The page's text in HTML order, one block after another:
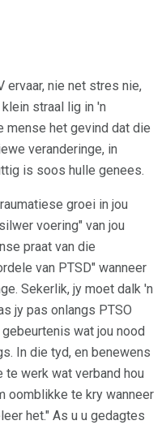
ervaar, nie net stres nie,
straal lig in 'n
mense het gevind dat die
veranderinge, in
is soos hulle genees.
groei in jou
voering" van jou
praat van die
van PTSD" wanneer
Sekerlik, jy moet dalk 'n
jy pas onlangs PTSO
wat jou nood
In die tyd, en benewens
werk wat verband hou
oomblikke te kry wanneer
het." As u u gedagtes